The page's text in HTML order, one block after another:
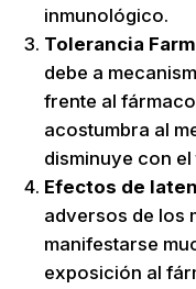
inmunológico.
Tolerancia
debe a
frente al
acostumbra al
disminuye con el
Efectos de
adversos de los
manifestarse
exposición al